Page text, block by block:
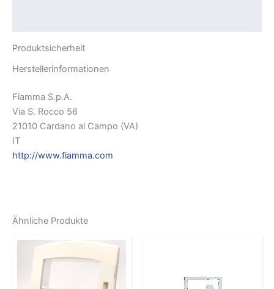
Produktsicherheit
Herstellerinformationen
Fiamma S.p.A.
Via S. Rocco 56
21010 Cardano al Campo (VA)
IT
http://www.fiamma.com
Ähnliche Produkte